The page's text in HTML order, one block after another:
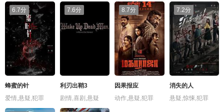
6.7分
蜂蜜的针
爱情,悬疑,犯罪
7.6分
利刃出鞘3
剧情,喜剧,悬疑
8.7分
因果报应
动作,悬疑,犯罪
7.2分
消失的人
悬疑,惊悚,犯罪